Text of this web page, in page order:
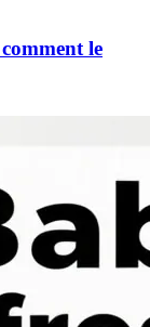
le